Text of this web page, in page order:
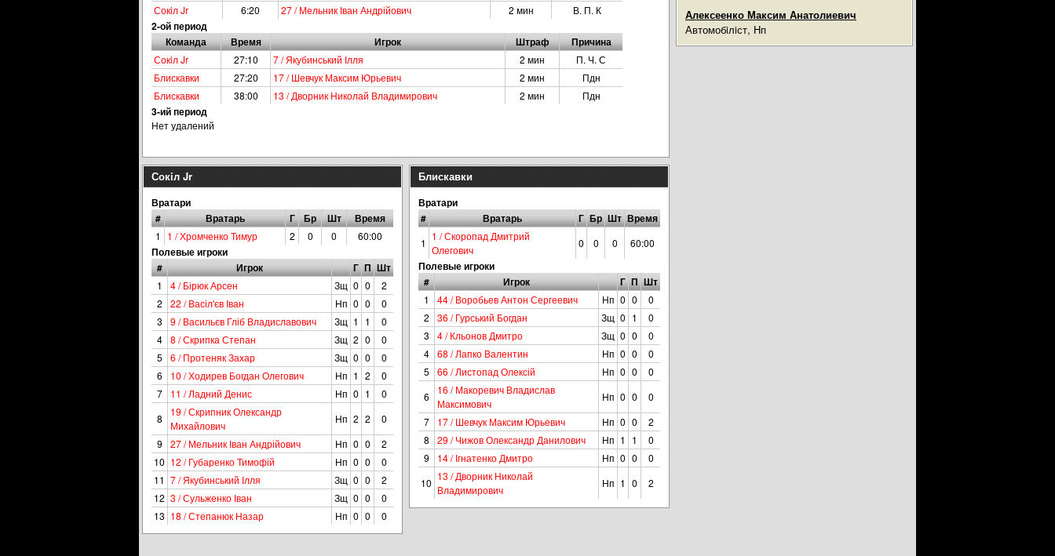
Алексеенко Максим Анатолиевич
Автомобiлiст, Нп
Сокiл Jr
6:20 27 / Мельник Іван Андрійович 2 мин В. П. К
2-ой период
Команда
Время Игрок Штраф Причина
Сокiл Jr 27:10 7 / Якубинський Ілля 2 мин
П. Ч. С
Блискавки
27:20 17 / Шевчук Максим Юрьевич 2 мин
Пдн
Блискавки
38:00 13 / Дворник Николай Владимирович 2 мин Пдн
3-ий период
Нет удалений
Сокiл Jr
Вратари
#
Вратарь Г Бр Шт Время
1 1 / Хромченко Тимур 2 0 0 60:00
Полевые игроки
#
Игрок Г П Шт
1 4 / Бірюк Арсен Зщ 0 0
2
2
22 / Васіл'єв Іван Нп 0 0
0
3
9 / Васильєв Гліб Владиславович Зщ 1 1
0
4
8 / Скрипка Степан Зщ 2 0
0
5
6 / Протеняк Захар Зщ 0 0
0
6
10 / Ходирев Богдан Олегович Нп 1 2
0
7
11 / Ладний Денис Нп 0 1
0
8
19 / Скрипник Олександр
Михайлович
Нп 2 2
0
9
27 / Мельник Іван Андрійович Нп 0 0
2
10 12 / Губаренко Тимофій Нп 0 0
0
11 7 / Якубинський Ілля Зщ 0 0
2
12 3 / Сульженко Іван Зщ 0 0
0
13 18 / Степанюк Назар Нп 0 0 0
Блискавки
Вратари
#
Вратарь Г Бр Шт Время
1
1 / Скоропад Дмитрий
Олегович
0 0 0 60:00
Полевые игроки
#
Игрок Г П Шт
1 44 / Воробьев Антон Сергеевич Нп 0 0
0
2
36 / Гурський Богдан Зщ 0 1
0
3
4 / Кльонов Дмитро Зщ 0 0
0
4
68 / Лапко Валентин Нп 0 0
0
5
66 / Листопад Олексій Нп 0 0
0
6
16 / Макоревич Владислав
Максимович
Нп 0 0
0
7
17 / Шевчук Максим Юрьевич Нп 0 0
2
8
29 / Чижов Олександр Данилович Нп 1 1
0
9
14 / Ігнатенко Дмитро Нп 0 0
0
10
13 / Дворник Николай
Владимирович
Нп 1 0 2